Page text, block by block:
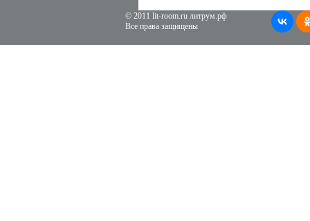
© 2011 lit-room.ru литрум.рф
Все права защищены